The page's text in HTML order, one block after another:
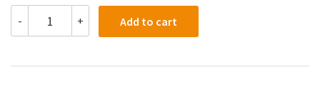
- + Add to cart